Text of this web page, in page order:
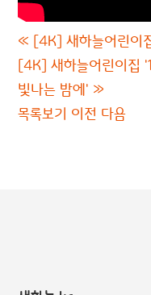
« [4K] 새하늘어린이
[4K] 새하늘어린이집
빛나는 밤에' »
목록보기 이전 다음